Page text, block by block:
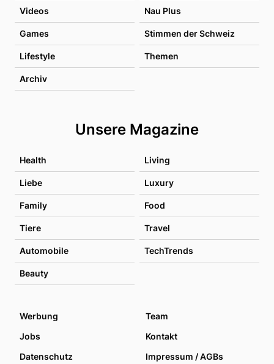
Videos Nau Plus
Games Stimmen der Schweiz
Lifestyle Themen
Archiv
Unsere Magazine
Health Living
Liebe Luxury
Family Food
Tiere Travel
Automobile TechTrends
Beauty
Werbung
Team
Jobs
Kontakt
Datenschutz
Impressum / AGBs